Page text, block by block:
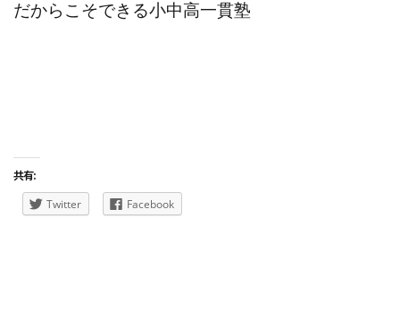
だからこそできる小中高一貫塾
共有:
Twitter
Facebook